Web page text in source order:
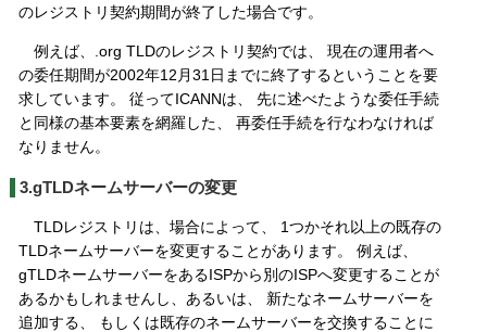
のレジストリ契約期間が終了した場合です。
例えば、.org TLDのレジストリ契約では、 現在の運用者へ
の委任期間が2002年12月31日までに終了するということを要
求しています。 従ってICANNは、 先に述べたような委任手続
と同様の基本要素を網羅した、 再委任手続を行なわなければ
なりません。
3.gTLDネームサーバーの変更
TLDレジストリは、場合によって、 1つかそれ以上の既存の
TLDネームサーバーを変更することがあります。 例えば、
gTLDネームサーバーをあるISPから別のISPへ変更することが
あるかもしれませんし、あるいは、 新たなネームサーバーを
追加する、 もしくは既存のネームサーバーを交換することに